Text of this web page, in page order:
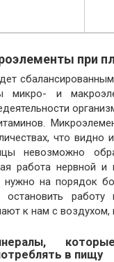
при
микро- и
что видно
невозможно
работа нервной и
нужно на порядок
работу
к нам с воздухом,
в пищу